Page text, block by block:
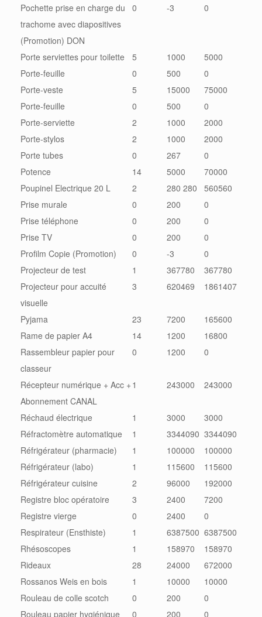
Pochette prise en charge du
trachome avec diapositives
(Promotion) DON
0 -3 0
Porte serviettes pour toilette 5 1000
5000
Porte-feuille
0 500
0
Porte-veste
5 15000
75000
Porte-feuille
0 500
0
Porte-serviette
2 1000
2000
Porte-stylos
2 1000
2000
Porte tubes
0 267
0
Potence
14 5000
70000
Poupinel Electrique 20 L
2 280 280
560560
Prise murale
0 200
0
Prise téléphone
0 200
0
Prise TV
0 200
0
Profilm Copie (Promotion)
0 -3
0
Projecteur de test
1 367780
367780
Projecteur pour accuité
visuelle
3 620469 1861407
Pyjama 23 7200
165600
Rame de papier A4
14 1200
16800
Rassembleur papier pour
classeur
0 1200 0
Récepteur numérique + Acc +
Abonnement CANAL
1 243000 243000
Réchaud électrique 1 3000
3000
Réfractomètre automatique
1 3344090 3344090
Réfrigérateur (pharmacie)
1 100000
100000
Réfrigérateur (labo)
1 115600
115600
Réfrigérateur cuisine
2 96000
192000
Registre bloc opératoire
3 2400
7200
Registre vierge
0 2400
0
Respirateur (Ensthiste)
1 6387500 6387500
Rhésoscopes
1 158970
158970
Rideaux
28 24000
672000
Rossanos Weis en bois
1 10000
10000
Rouleau de colle scotch
0 200
0
Rouleau papier hygiénique
0 200
0